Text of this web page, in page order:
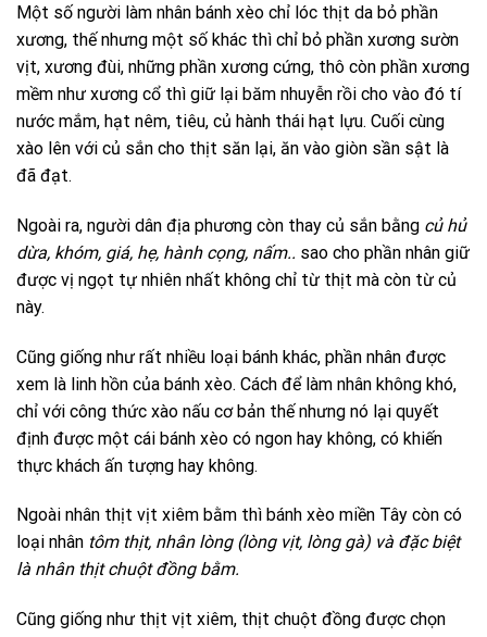
Một số người làm nhân bánh xèo chỉ lóc thịt da bỏ phần
xương, thế nhưng một số khác thì chỉ bỏ phần xương sườn
vịt, xương đùi, những phần xương cứng, thô còn phần xương
mềm như xương cổ thì giữ lại băm nhuyễn rồi cho vào đó tí
nước mắm, hạt nêm, tiêu, củ hành thái hạt lựu. Cuối cùng
xào lên với củ sắn cho thịt săn lại, ăn vào giòn sần sật là
đã đạt.
Ngoài ra, người dân địa phương còn thay củ sắn bằng củ hủ
dừa, khóm, giá, hẹ, hành cọng, nấm.. sao cho phần nhân giữ
được vị ngọt tự nhiên nhất không chỉ từ thịt mà còn từ củ
này.
Cũng giống như rất nhiều loại bánh khác, phần nhân được
xem là linh hồn của bánh xèo. Cách để làm nhân không khó,
chỉ với công thức xào nấu cơ bản thế nhưng nó lại quyết
định được một cái bánh xèo có ngon hay không, có khiến
thực khách ấn tượng hay không.
Ngoài nhân thịt vịt xiêm bằm thì bánh xèo miền Tây còn có
loại nhân tôm thịt, nhân lòng (lòng vịt, lòng gà) và đặc biệt
là nhân thịt chuột đồng bằm.
Cũng giống như thịt vịt xiêm, thịt chuột đồng được chọn